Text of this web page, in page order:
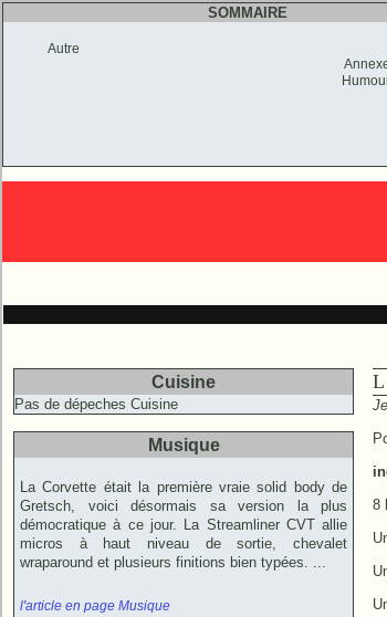
SOMMAIRE
Autre
Cuisine
Pas de dépeches Cuisine
Musique
La Corvette était la première vraie solid body de
Gretsch, voici désormais sa version la plus
démocratique à ce jour. La Streamliner CVT allie
micros à haut niveau de sortie, chevalet
wraparound et plusieurs finitions bien typées. ...
l'article en page Musique
8